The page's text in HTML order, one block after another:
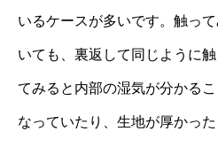
いるケースが多いです。触っ
いても、裏返して同じように
てみると内部の湿気が分かる
なっていたり、生地が厚かっ